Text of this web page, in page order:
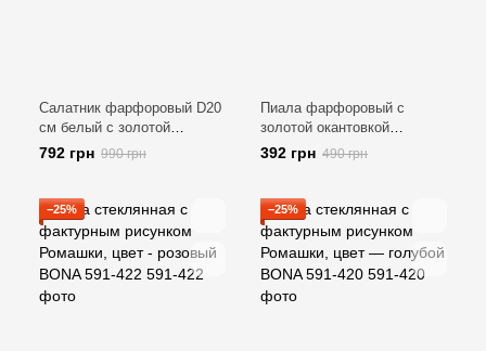
Салатник фарфоровый D20
см белый с золотой
окантовкой Elegance BONA
871-032
792 грн 990 грн
Пиала фарфоровый с
золотой окантовкой
Elegance BONA 871-031
392 грн 490 грн
−25% −25%